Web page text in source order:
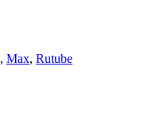
, Max, Rutube